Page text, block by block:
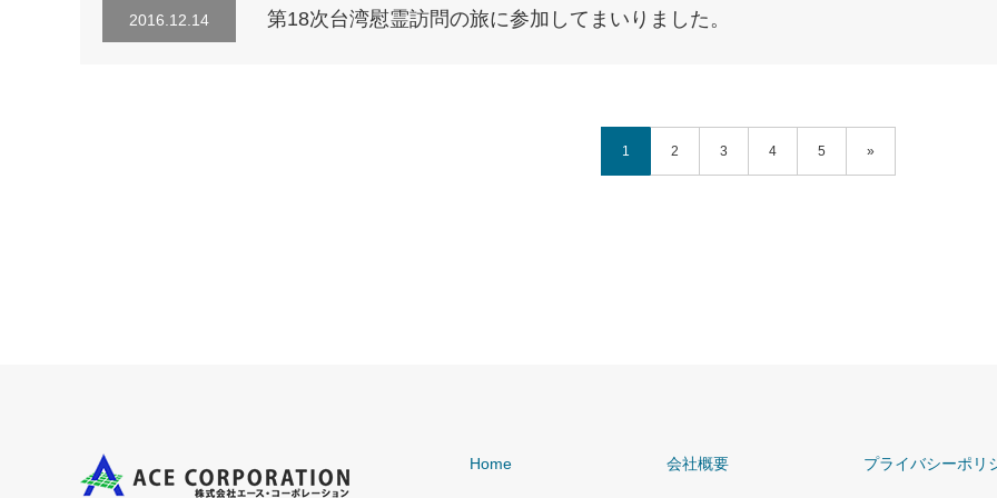
2016.12.14 第18次台湾慰霊訪問の旅に参加してまいりました。
1 2 3 4 5 »
Home 会社概要 プライバシーポリ